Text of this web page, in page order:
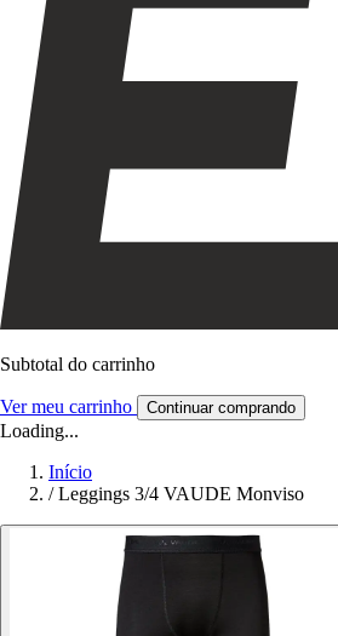
Subtotal do carrinho
Ver meu carrinho Continuar comprando
Loading...
Início
/ Leggings 3/4 VAUDE Monviso